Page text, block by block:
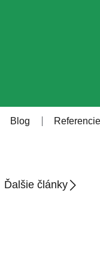
Blog Referencie
Ďalšie články